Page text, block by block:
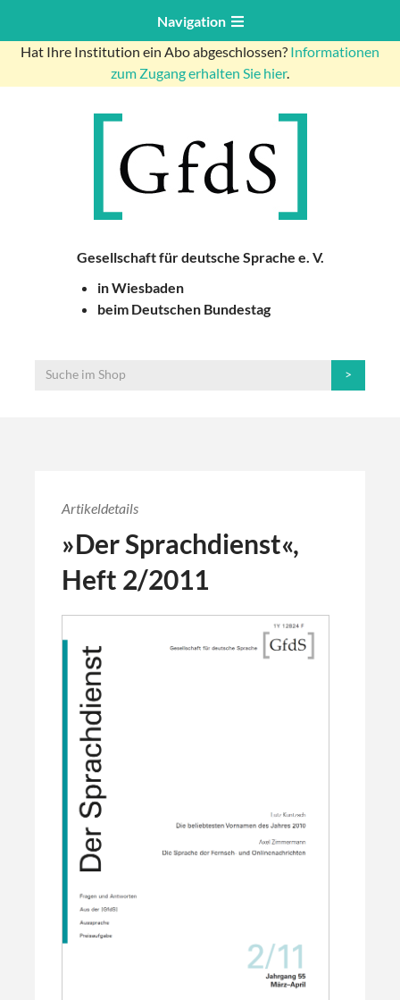
Navigation
Hat Ihre Institution ein Abo abgeschlossen? Informationen
zum Zugang erhalten Sie hier.
Gesellschaft für deutsche Sprache e. V.
in Wiesbaden
beim Deutschen Bundestag
Artikeldetails
»Der Sprachdienst«,
Heft 2/2011